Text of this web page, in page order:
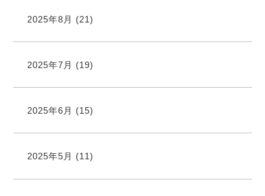
2025年8月 (21)
2025年7月 (19)
2025年6月 (15)
2025年5月 (11)